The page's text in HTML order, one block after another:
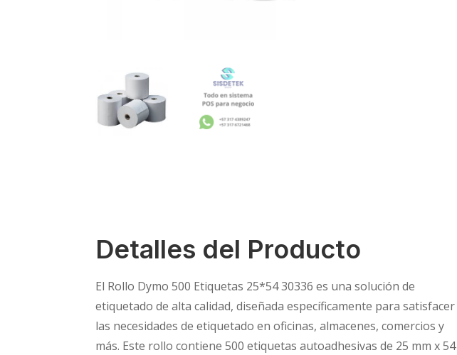
Detalles del Producto
El Rollo Dymo 500 Etiquetas 25*54 30336 es una solución de
etiquetado de alta calidad, diseñada específicamente para satisfacer
las necesidades de etiquetado en oficinas, almacenes, comercios y
más. Este rollo contiene 500 etiquetas autoadhesivas de 25 mm x 54